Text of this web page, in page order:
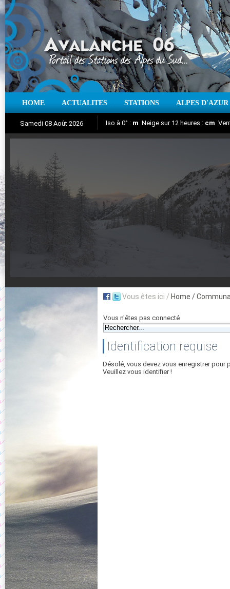
HOME ACTUALITES STATIONS ALPES D'AZUR
Samedi 08 Août 2026
Aujourd'hui : T° Min : T° Max : °C |
Iso à 0° : m Neige sur 12 heures : cm
Suivez en direct l'actualité des stations
Vous êtes ici / Home /
Vous n'êtes pas connecté
Identification requise
Désolé, vous devez vous enregistrer pour
Veuillez vous identifier !